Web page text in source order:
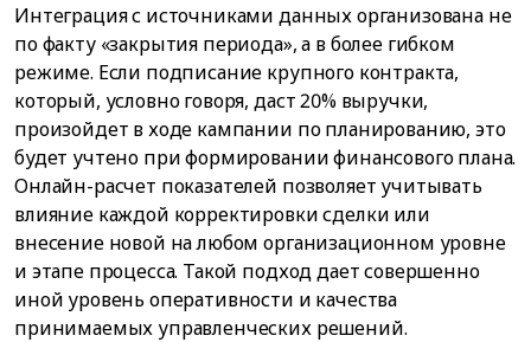
Интеграция с источниками данных организована не
по факту «закрытия периода», а в более гибком
режиме. Если подписание крупного контракта,
который, условно говоря, даст 20% выручки,
произойдет в ходе кампании по планированию, это
будет учтено при формировании финансового плана.
Онлайн-расчет показателей позволяет учитывать
влияние каждой корректировки сделки или
внесение новой на любом организационном уровне
и этапе процесса. Такой подход дает совершенно
иной уровень оперативности и качества
принимаемых управленческих решений.